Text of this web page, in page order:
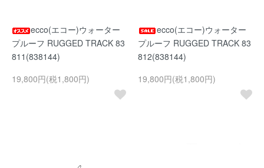
ecco(エコー)ウォーター
プルーフ RUGGED TRACK 83
811(838144)
19,800円(税1,800円)
ecco(エコー)ウォーター
プルーフ RUGGED TRACK 83
812(838144)
19,800円(税1,800円)